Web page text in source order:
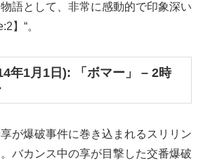
語として、非常に感動的で印象深い
】“​。
年1月1日): 「ボマー」 – 2時
享が爆破事件に巻き込まれるスリリン
バカンス中の享が目撃した交番爆破